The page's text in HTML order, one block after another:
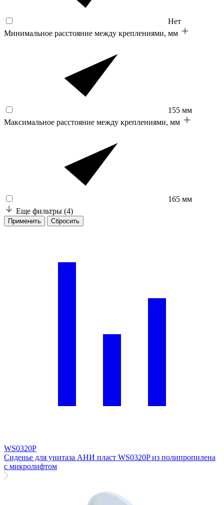
Нет
Минимальное расстояние между креплениями, мм
155 мм
Максимальное расстояние между креплениями, мм
165 мм
Еще фильтры (4)
WS0320P
Сиденье для унитаза АНИ пласт WS0320P из полипропилена
с микролифтом